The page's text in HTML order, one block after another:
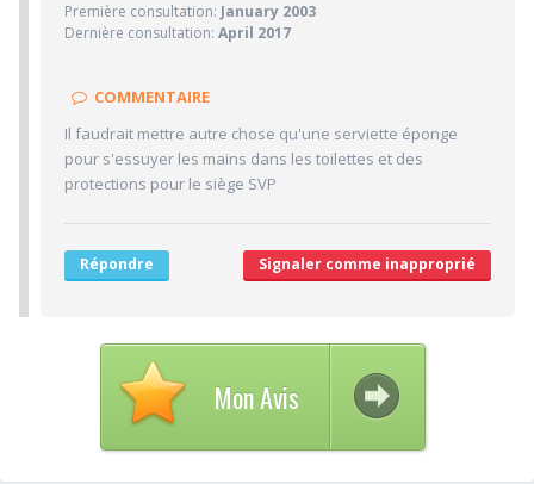
10/10 Confiance accordée
10/10 Clarté des informations médicales délivrées
9/10 Ponctualité/Temps en salle d'attente/Retard
CABINET/LOCAUX
7/10 Stationnements alentours
Première consultation: January 2003
Dernière consultation: April 2017
COMMENTAIRE
Il faudrait mettre autre chose qu'une serviette éponge
pour s'essuyer les mains dans les toilettes et des
protections pour le siège SVP
Répondre Signaler comme inapproprié
Mon Avis